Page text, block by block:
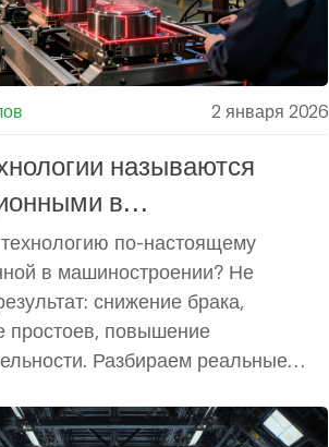
2 января 2026
называются
в
и производстве
по-настоящему
в машиностроении? Не
снижение брака,
простоев, повышение
Разбираем реальные